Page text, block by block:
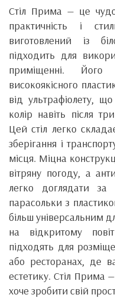
Стіл Прима — це
практичність і
виготовлений із
підходить для
приміщенні. Його
високоякісного
від ультрафіолету,
колір навіть після
Цей стіл легко
зберігання і
місця. Міцна
вітряну погоду, а
легко доглядати
парасольки з
більш універсальним
на відкритому
підходять для
або ресторанах, де
естетику. Стіл Прима
хоче зробити свій